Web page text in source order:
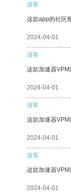
游客
这款app的社区
2024-04-01
游客
这款加速器VPM
2024-04-01
游客
这款加速器VPM
2024-04-01
游客
这款加速器VPM
2024-04-01